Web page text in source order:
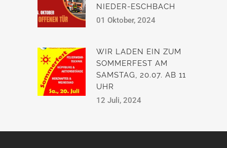
NIEDER-ESCHBACH
01 Oktober, 2024
WIR LADEN EIN ZUM
SOMMERFEST AM
SAMSTAG, 20.07. AB 11
UHR
12 Juli, 2024